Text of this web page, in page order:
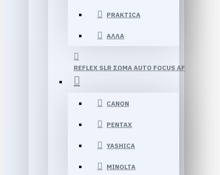
PRAKTICA
ΑΛΛΑ
REFLEX SLR ΣΩΜΑ AUTO FOCUS AF
CANON
PENTAX
YASHICA
MINOLTA